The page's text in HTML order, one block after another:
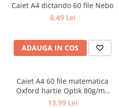
Caiet A4 dictando 60 file Nebo
8,49 Lei
ADAUGA IN COS
Caiet A4 60 file matematica
Oxford hartie Optik 80g/mp
motiv Touch Pastel
13,99 Lei